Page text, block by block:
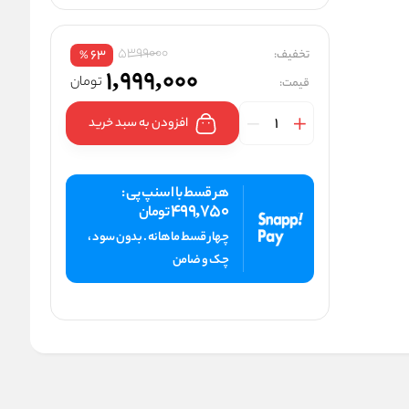
تخفیف: 5399000
63
%
قیمت: 1,999,000 تومان
افزودن به سبد خرید
هر قسط با اسنپ پی :
499,750تومان
چهار قسط ماهانه . بدون سود ،
چک و ضامن